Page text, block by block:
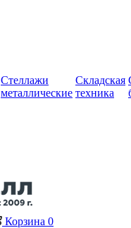
Стеллажи
металлические
Складская
техника
Корзина 0